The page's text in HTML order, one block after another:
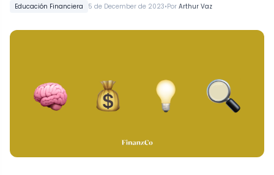
Educación Financiera 5 de December de 2023•Por Arthur Vaz